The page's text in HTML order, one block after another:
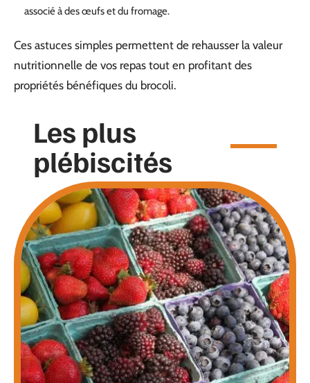
associé à des œufs et du fromage.
Ces astuces simples permettent de rehausser la valeur
nutritionnelle de vos repas tout en profitant des
propriétés bénéfiques du brocoli.
Les plus
plébiscités